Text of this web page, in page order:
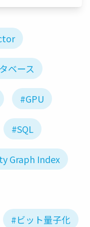
ベース
#GPU
#SQL
Graph Index
#ビット量子化